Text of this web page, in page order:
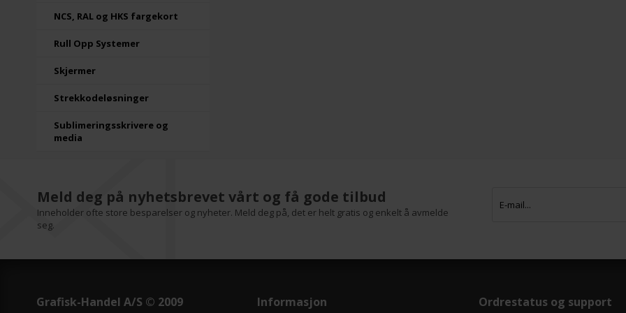
NCS, RAL og HKS fargekort
Rull Opp Systemer
Skjermer
Strekkodeløsninger
Sublimeringsskrivere og
media
Meld deg på nyhetsbrevet vårt og få gode tilbud
Inneholder ofte store besparelser og nyheter. Meld deg på, det er helt gratis og enkelt å avmelde
seg.
Grafisk-Handel A/S © 2009 Informasjon Ordrestatus og support